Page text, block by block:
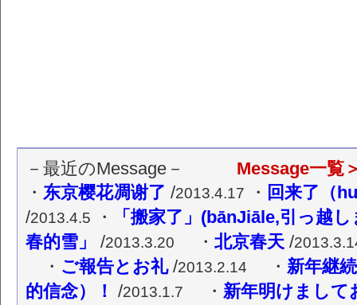
－最近のMessage－
Message一覧
・ 东京樱花凋谢了 /2013.4.17 ・ 回来了（
/2013.4.5 ・
「搬家了」(bānJiāle,引っ越
春的雪」
/2013.3.20 ・ 北京春天 /
・ ご報告とお礼/2013.2.14 ・ 新年継
的信念）！ /2013.1.7 ・ 新年明けまして